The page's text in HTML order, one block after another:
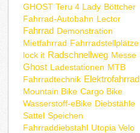
GHOST Teru 4 Lady Böttcher
Fahrrad-Autobahn Lector
Fahrrad Demonstration
Mietfahrrad Fahrradstellplätze
lock it Radschnellweg Messe
Ghost Ladestationen MTB
Fahrradtechnik Elektrofahrrad
Mountain Bike Cargo Bike
Wasserstoff-eBike Diebstähle
Sattel Speichen
Fahrraddiebstahl Utopia Velo